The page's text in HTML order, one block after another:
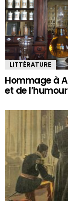
LITTÉRATURE
Hommage à
et de